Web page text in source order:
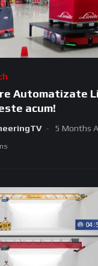
Automatizate
acum!
5 Months